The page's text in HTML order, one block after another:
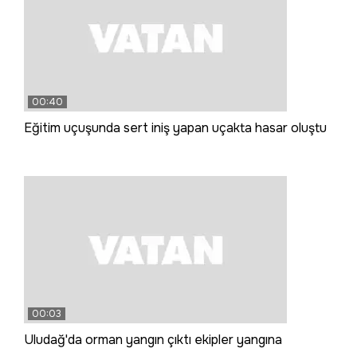
00:40
Eğitim uçuşunda sert iniş yapan uçakta hasar oluştu
00:03
Uludağ'da orman yangın çıktı ekipler yangına